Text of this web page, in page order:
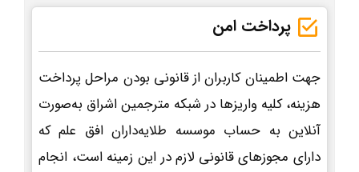
پرداخت امن
جهت اطمینان کاربران از قانونی بودن مراحل پرداخت
هزینه، کلیه واریزها در شبکه مترجمین اشراق به‌صورت
آنلاین به حساب موسسه طلایه‌داران افق علم که
دارای مجوزهای قانونی لازم در این زمینه است، انجام